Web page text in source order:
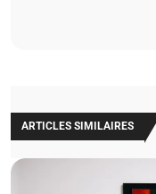
ARTICLES SIMILAIRES